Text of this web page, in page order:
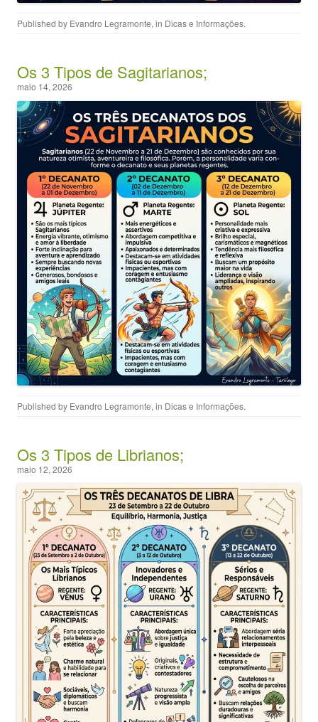
Published by Evandro Legramonte, in Dicas e Informações.
Os 3 Tipos de Sagitarianos;
maio 14, 2026
Published by Evandro Legramonte, in Dicas e Informações.
Os 3 Tipos de Librianos;
maio 12, 2026